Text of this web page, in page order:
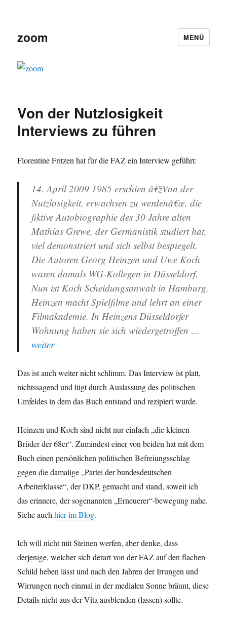
zoom MENÜ
Von der Nutzlosigkeit
Interviews zu führen
Florentine Fritzen hat für die FAZ ein Interview geführt:
14. April 2009 1985 erschien â€žVon der
Nutzlosigkeit, erwachsen zu werdenâ€œ, die
fiktive Autobiographie des 30 Jahre alten
Mathias Grewe, der Germanistik studiert hat,
viel demonstriert und sich selbst bespiegelt.
Die Autoren Georg Heinzen und Uwe Koch
waren damals WG-Kollegen in Düsseldorf.
Nun ist Koch Scheidungsanwalt in Hamburg,
Heinzen macht Spielfilme und lehrt an einer
Filmakademie. In Heinzens Düsseldorfer
Wohnung haben sie sich wiedergetroffen …
weiter
Das ist auch weiter nicht schlimm. Das Interview ist platt,
nichtssagend und lügt durch Auslassung des politischen
Umfeldes in dem das Buch entstand und rezipiert wurde.
Heinzen und Koch sind nicht nur einfach „die kleinen
Brüder der 68er“. Zumindest einer von beiden hat mit dem
Buch einen persönlichen politischen Befreiungsschlag
gegen die damalige „Partei der bundesdeutschen
Arbeiterklasse“, der DKP, gemacht und stand, soweit ich
das erinnere, der sogenannten „Erneuerer“-bewegung nahe.
Siehe auchhier im Blog.
Ich will nicht mit Steinen werfen, aber denke, dass
derjenige, welcher sich derart von der FAZ auf den flachen
Schild heben lässt und nach den Jahren der Irrungen und
Wirrungen noch einmal in der medialen Sonne bräunt, diese
Details nicht aus der Vita ausblenden (lassen) sollte.